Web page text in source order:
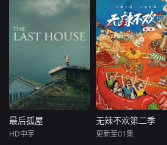
和重建规划，呈现
唐山从崛起、受创
到重生的完整历
程。
器，也是一代法律
人以信仰浇筑的职
业重器。
以“关注民生，服务
姓的眼睛看百姓。
验包罗万象的奇
聚焦南宋“状元贤
守”王十朋，以人物
生平为轴、精神内
核为魂，串联其求
学、治家、从政、
交友、寄情山水的
完整人生，既还原
一位“清廉刚直、勤
民务实”的古代贤士
形象，又挖掘其思
想与实践对当代的
最后孤屋
最后孤屋
HD中字
无辣不欢第二季
无辣不欢第二季
更新至01集